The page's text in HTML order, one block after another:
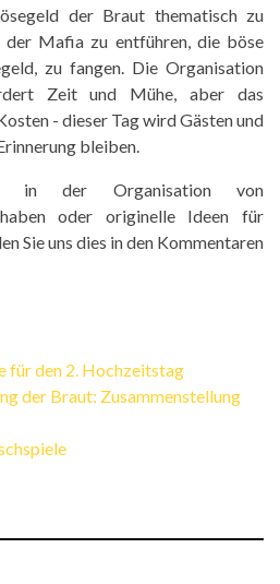
der Braut thematisch zu
Mafia zu entführen, die böse
zu fangen. Die Organisation
Zeit und Mühe, aber das
- dieser Tag wird Gästen und
bleiben.
in der Organisation von
haben oder originelle Ideen für
Sie uns dies in den Kommentaren
für den 2. Hochzeitstag
der Braut: Zusammenstellung